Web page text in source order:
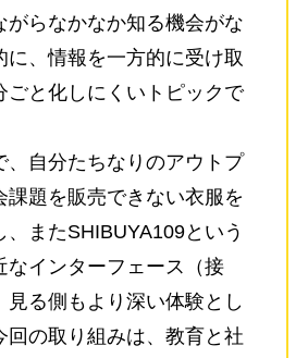
がらなかなか知る機会がな
に、情報を一方的に受け取
ごと化しにくいトピックで
、自分たちなりのアウトプ
課題を販売できない衣服を
、またSHIBUYA109という
なインターフェース（接
見る側もより深い体験とし
回の取り組みは、教育と社